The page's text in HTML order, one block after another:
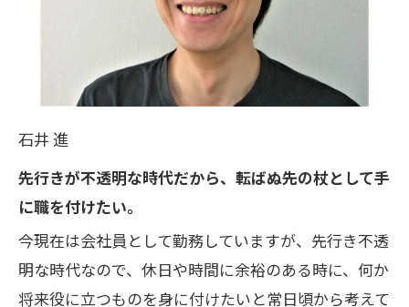
石井 進
先行きが不透明な時代だから、転ばぬ先の杖として手
に職を付けたい。
今現在は会社員として勤務していますが、先行き不透
明な時代なので、休日や時間に余裕のある時に、何か
将来役に立つものを身に付けたいと常日頃から考えて